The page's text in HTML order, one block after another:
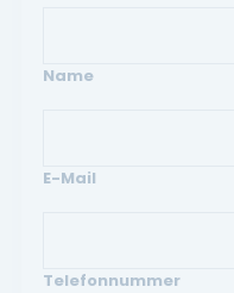
Name
E-Mail
Telefonnummer